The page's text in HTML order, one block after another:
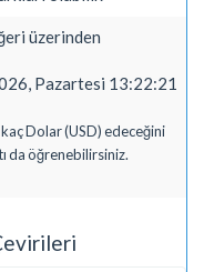
üzerinden
Pazartesi 13:22:21
Dolar (USD) edeceğini
da öğrenebilirsiniz.